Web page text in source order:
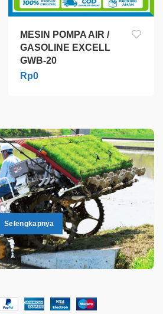
MESIN POMPA AIR /
GASOLINE EXCELL
GWB-20
Rp0
.
.
Selengkapnya